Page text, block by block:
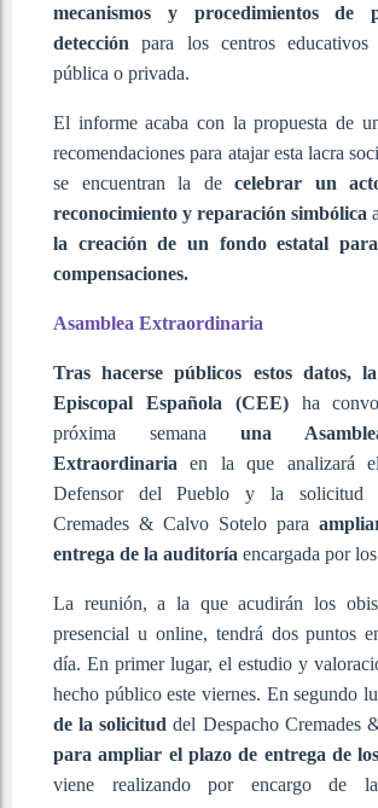
mecanismos y procedimientos de
detecciónpara los centros
pública o privada.
El informe acaba con la propuesta de
recomendaciones para atajar esta lacra
se encuentran la de celebrar un
reconocimiento y reparación simbólica
la creación de un fondo estatal
compensaciones.
Asamblea Extraordinaria
Tras hacerse públicos estos datos,
Episcopal Española (CEE)ha
próxima semana una
Extraordinaria en la que analizará
Defensor del Pueblo y la solicitud
Cremades & Calvo Sotelo para
entrega de la auditoría encargada por
La reunión, a la que acudirán los
presencial u online, tendrá dos puntos
día. En primer lugar, el estudio y
hecho público este viernes. En segundo
de la solicituddel Despacho Cremades
para ampliar el plazo de entrega de
viene realizando por encargo de la